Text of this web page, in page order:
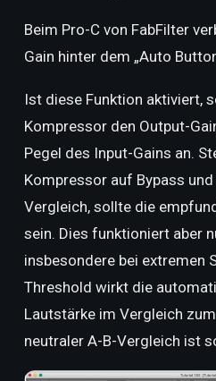
Beim Pro-C von FabFilter
Gain hinter dem „Auto
Ist diese Funktion aktiviert,
Kompressor den Output-
Pegel des Input-Gains an.
Kompressor auf Bypass
Vergleich, sollte die
sein. Dies funktioniert aber
insbesondere bei extremen
Threshold wirkt die
Lautstärke im Vergleich
neutraler A-B-Vergleich ist